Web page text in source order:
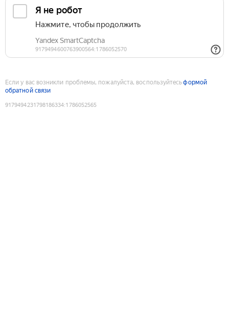
Если у вас возникли проблемы, пожалуйста, воспользуйтесьформой
обратной связи
9179494231798186334:1786052565